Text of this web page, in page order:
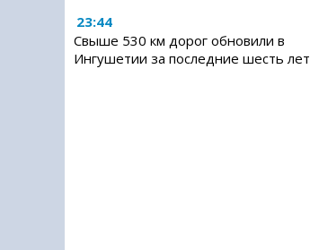
23:44
Свыше 530 км дорог обновили в
Ингушетии за последние шесть лет